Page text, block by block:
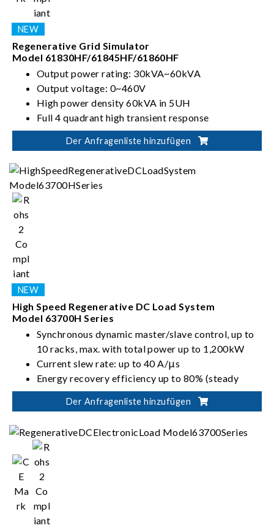
Regenerative Grid Simulator
Model 61830HF/61845HF/61860HF
Output power rating: 30kVA~60kVA
Output voltage: 0~460V
High power density 60kVA in 5UH
Full 4 quadrant high transient response
Der Anfragenliste hinzufügen
High Speed Regenerative DC Load System
Model 63700H Series
Synchronous dynamic master/slave control, up to
10 racks, max. with total power up to 1,200kW
Current slew rate: up to 40 A/μs
Energy recovery efficiency up to 80% (steady
state)
Der Anfragenliste hinzufügen